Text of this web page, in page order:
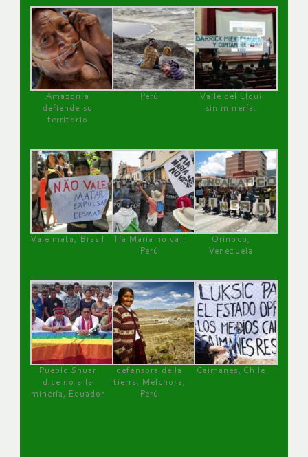
Amazonía
defiende su
territorio
Perú
Valle del Elqui
sin minería.
Vale mata, Brasil
Tía María no va !
Perú
Orinoco,
Venezuela
Pueblo Shuar
dice no a la
minería, Ecuador
defensora de la
tierra, Melchora,
Perú
Caimanes, Chile